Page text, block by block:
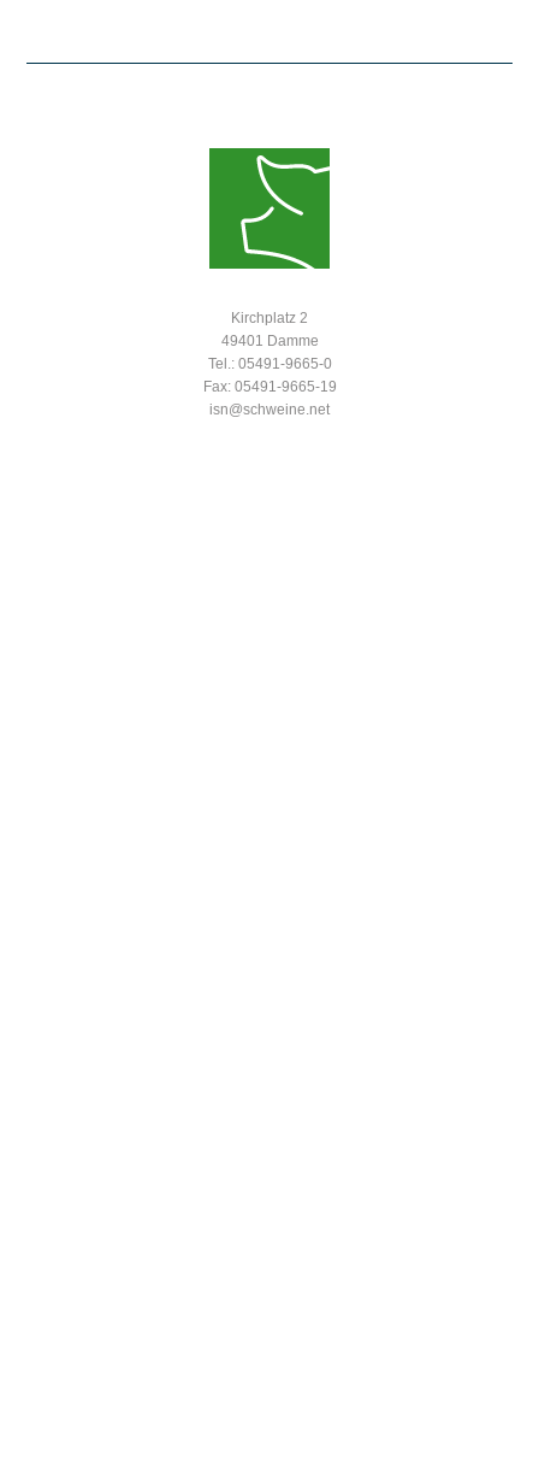
Kirchplatz 2
49401 Damme
Tel.: 05491-9665-0
Fax: 05491-9665-19
isn@schweine.net